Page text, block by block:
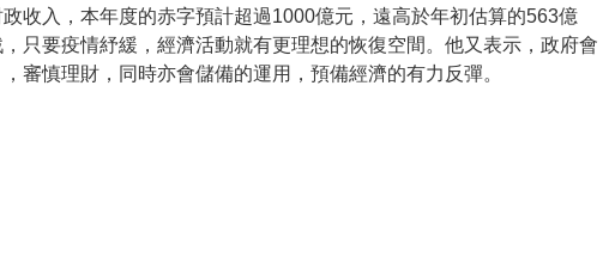
收入，本年度的赤字預計超過1000億元，遠高於年初估算的563億
只要疫情紓緩，經濟活動就有更理想的恢復空間。他又表示，政府會
審慎理財，同時亦會儲備的運用，預備經濟的有力反彈。